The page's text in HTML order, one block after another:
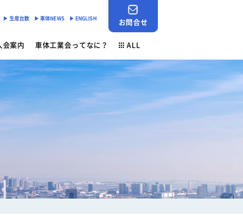
▶︎ 生産台数 ▶︎ 車体NEWS ▶︎ ENGLISH お問合せ
ご挨拶
の安全点検制度
性素材登録一覧
の対応
- 「環境基準適合ラベル」の設定
イン
会案内
会員検索
車体工業会ってなに？ ALL
?
JABIA SHOP
各種申請用紙ダウンロード
行事予定